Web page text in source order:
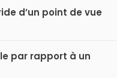
d’un point de vue
par rapport à un